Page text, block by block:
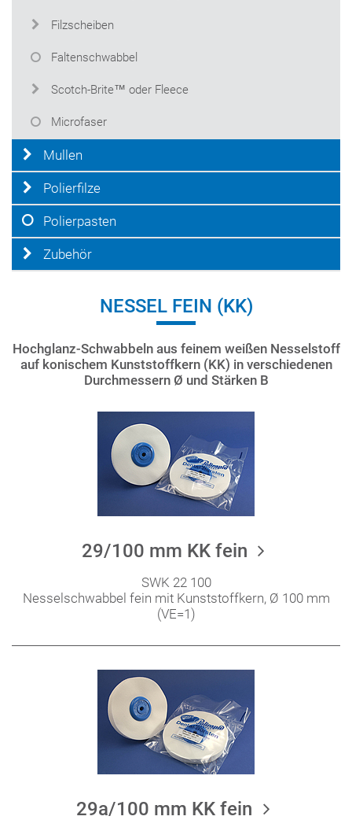
Filzscheiben
Faltenschwabbel
Scotch-Brite™ oder Fleece
Microfaser
Mullen
Polierfilze
Polierpasten
Zubehör
NESSEL FEIN (KK)
Hochglanz-Schwabbeln aus feinem weißen Nesselstoff
auf konischem Kunststoffkern (KK) in verschiedenen
Durchmessern Ø und Stärken B
29/100 mm KK fein
SWK 22 100
Nesselschwabbel fein mit Kunststoffkern, Ø 100 mm
(VE=1)
29a/100 mm KK fein